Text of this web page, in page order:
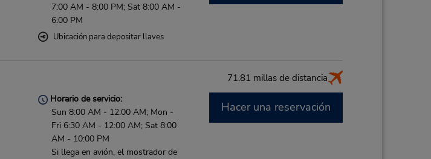
7:00 AM - 8:00 PM; Sat 8:00 AM -
6:00 PM
Ubicación para depositar llaves
71.81 millas de distancia
Horario de servicio:
Sun 8:00 AM - 12:00 AM; Mon -
Fri 6:30 AM - 12:00 AM; Sat 8:00
AM - 10:00 PM
Si llega en avión, el mostrador de
Hacer una reservación